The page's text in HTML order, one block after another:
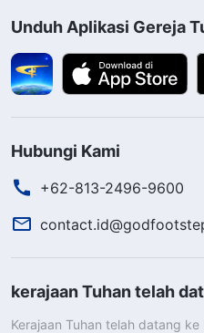
Unduh Aplikasi Gereja
Hubungi Kami
+62-813-2496-9600
kerajaan Tuhan telah
Kerajaan Tuhan telah datang